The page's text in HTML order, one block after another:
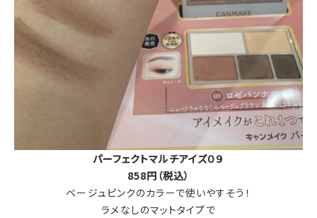
パーフェクトマルチアイズ０９
858円（税込）
ベージュピンクのカラーで使いやすそう！
ラメなしのマットタイプで